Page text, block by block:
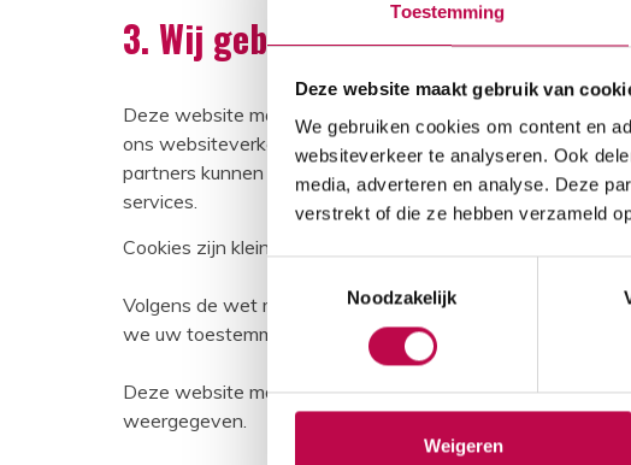
Toestemming
Deze website maakt gebruik van
We gebruiken cookies om content en
websiteverkeer te analyseren. Ook
media, adverteren en analyse. Deze
verstrekt of die ze hebben verzameld
Noodzakelijk
Weigeren
3. Wij gebruiken cookies
Deze website maakt gebruik van cookies. We gebruiken
ons websiteverkeer te analyseren. Ook delen we
partners kunnen deze gegevens combineren met andere
services.
Cookies zijn kleine tekstbestanden die door websites
Volgens de wet mogen wij cookies op uw apparaat
we uw toestemming nodig.
Deze website maakt gebruik van verschillende soorten
weergegeven.